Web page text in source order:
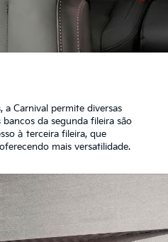
a Carnival permite diversas
da segunda fileira são
à terceira fileira, que
mais versatilidade.